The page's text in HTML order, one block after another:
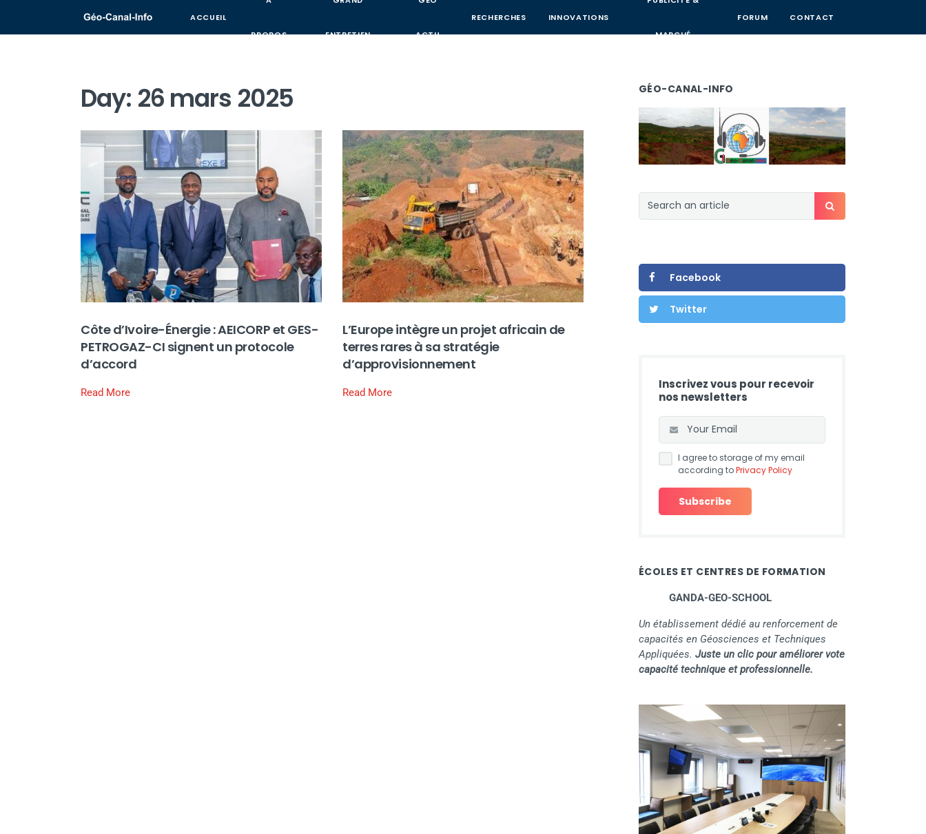
ACCUEIL
PROPOS ENTRETIEN ACTU
RECHERCHES INNOVATIONS
MARCHÉ
FORUM CONTACT
Day: 26 mars 2025
Côte d’Ivoire-Énergie : AEICORP et GES-
PETROGAZ-CI signent un protocole
d’accord
Read More
L’Europe intègre un projet africain de
terres rares à sa stratégie
d’approvisionnement
Read More
GÉO-CANAL-INFO
Facebook
Twitter
Inscrivez vous pour recevoir
nos newsletters
I agree to storage of my email
according toPrivacy Policy
ÉCOLES ET CENTRES DE FORMATION
GANDA-GEO-SCHOOL
Un établissement dédié au renforcement de
capacités en Géosciences et Techniques
Appliquées. Juste un clic pour améliorer vote
capacité technique et professionnelle.